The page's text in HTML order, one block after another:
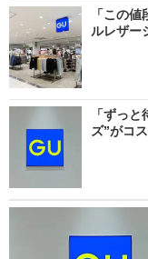
「この
ルレザー
「ずっ
ズ”がコ